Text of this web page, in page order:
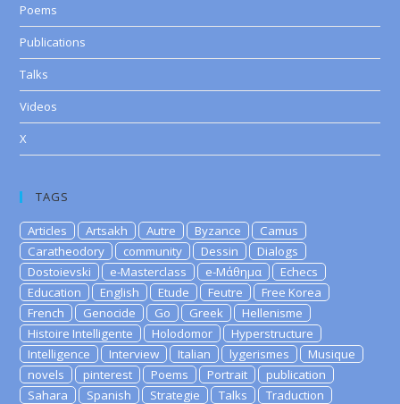
Poems
Publications
Talks
Videos
X
TAGS
Articles Artsakh Autre Byzance
Camus
Caratheodory
community Dessin
Dialogs
Dostoievski
e-Masterclass e-Μάθημα
Echecs
Education
English Etude Feutre
Free Korea
French
Genocide Go Greek
Hellenisme
Histoire Intelligente
Holodomor
Hyperstructure
Intelligence
Interview Italian lygerismes
Musique
novels
pinterest Poems Portrait
publication
Sahara
Spanish Strategie Talks
Traduction